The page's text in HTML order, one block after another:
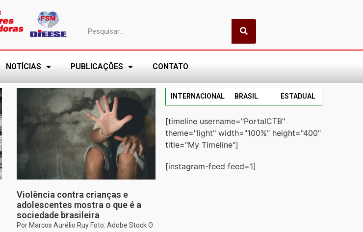
NOTÍCIAS PUBLICAÇÕES CONTATO
Violência contra crianças e
adolescentes mostra o que é a
sociedade brasileira
Por Marcos Aurélio Ruy Foto: Adobe Stock O
INTERNACIONAL BRASIL ESTADUAL
[timeline username="PortalCTB"
theme="light" width="100%" height="400"
title="My Timeline"]
[instagram-feed feed=1]